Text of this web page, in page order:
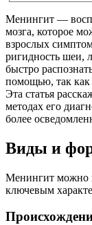
Менингит —
мозга, которое
взрослых
ригидность шеи,
быстро
помощью, так как
Эта статья
методах его
более
Виды и
Менингит можно
ключевым